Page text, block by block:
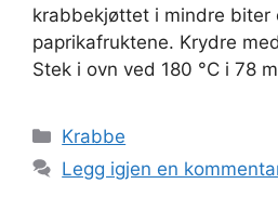
krabbekjøttet i mindre biter
paprikafruktene. Krydre
Stek i ovn ved 180 °C i 78
Kategorier
Krabbe
Legg igjen en